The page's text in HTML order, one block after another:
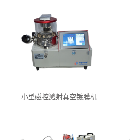
小型磁控溅射真空镀膜机